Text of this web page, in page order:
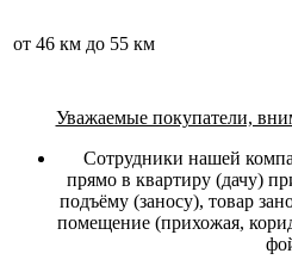
от 46 км до 55 км
Уважаемые покупатели,
Сотрудники нашей
прямо в квартиру (дачу)
подъёму (заносу), товар
помещение (прихожая,